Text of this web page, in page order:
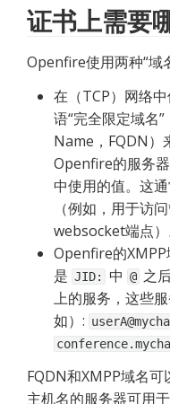
证书上需要
Openfire使用两种“域
在（TCP）网络
语“完全限定域名
Name，FQDN）
Openfire的服务
中使用的值。这
（例如，用于访
websocket端点）
Openfire的
是 JID: 中 @ 之
上的服务，这些
如）:
FQDN和XMPP域名
主机名的服务器可用